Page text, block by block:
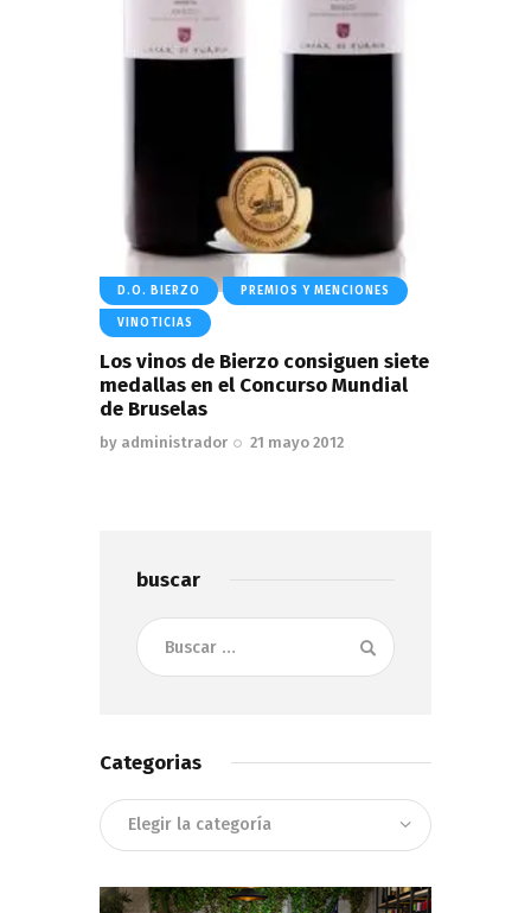
D.O. BIERZO PREMIOS Y MENCIONES
VINOTICIAS
Los vinos de Bierzo consiguen siete
medallas en el Concurso Mundial
de Bruselas
by administrador 21 mayo 2012
buscar
Buscar:
Categorias
Categorias